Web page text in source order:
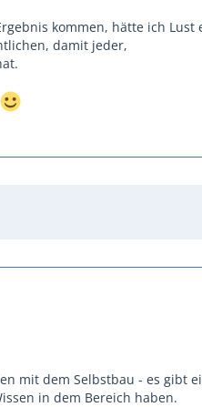
kommen, hätte ich
damit jeder,
mit dem Selbstbau - es gibt
in dem Bereich haben.